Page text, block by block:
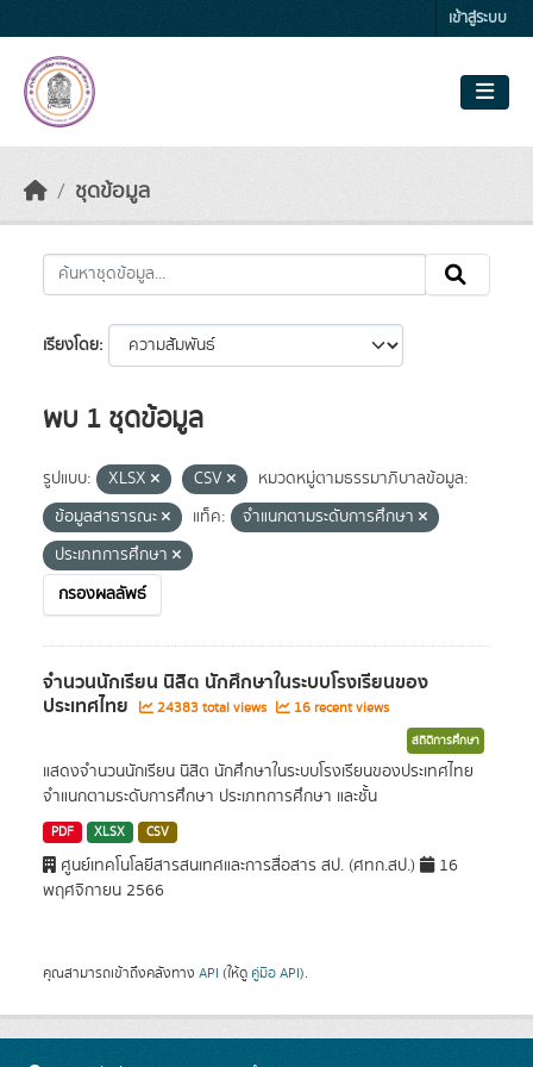
เข้าสู่ระบบ
ชุดข้อมูล
เรียงโดย
พบ 1 ชุดข้อมูล
รูปแบบ: XLSX CSV
หมวดหมู่ตามธรรมาภิบาลข้อมูล:
ข้อมูลสาธารณะ
แท็ค:
จำแนกตามระดับการศึกษา
ประเภทการศึกษา
กรองผลลัพธ์
จำนวนนักเรียน นิสิต นักศึกษาในระบบโรงเรียนของ
ประเทศไทย 24383 total views 16 recent views
สถิติการศึกษา
แสดงจำนวนนักเรียน นิสิต นักศึกษาในระบบโรงเรียนของประเทศไทย
จำแนกตามระดับการศึกษา ประเภทการศึกษา และชั้น
PDF XLSX CSV
ศูนย์เทคโนโลยีสารสนเทศและการสื่อสาร สป. (ศทก.สป.)
16
พฤศจิกายน 2566
คุณสามารถเข้าถึงคลังทาง API (ให้ดู คู่มือ API).